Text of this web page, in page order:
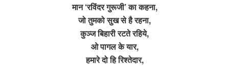
मान ‘रविंदर गुरूजी’ का कहना,
जो तुमको सुख से है रहना,
कुञ्ज बिहारी रटते रहिये,
ओ पागल के यार,
हमारे दो हि रिश्तेदार,